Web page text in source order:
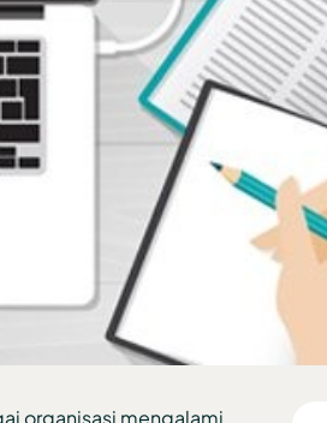
organisasi mengalami